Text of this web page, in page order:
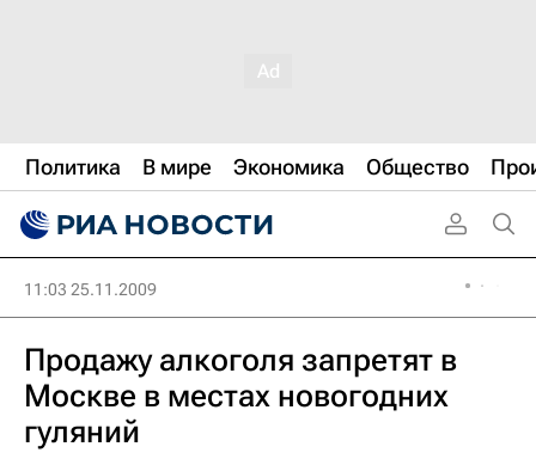
Политика В мире Экономика Общество
11:03 25.11.2009
Продажу алкоголя запретят в
Москве в местах новогодних
гуляний